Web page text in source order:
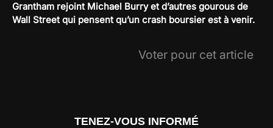
Grantham rejoint Michael Burry et d’autres gourous de
Wall Street qui pensent qu’un crash boursier est à venir.
Voter pour cet article
TENEZ-VOUS INFORMÉ